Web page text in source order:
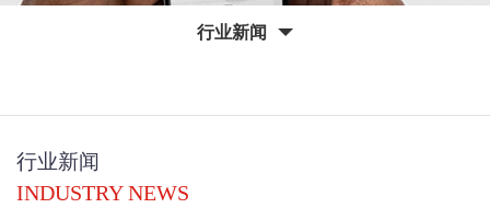
行业新闻
行业新闻
INDUSTRY NEWS